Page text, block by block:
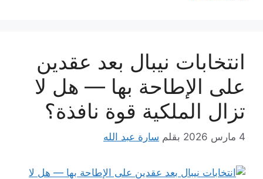
انتخابات نيبال بعد عقدين
على الإطاحة بها — هل لا
تزال الملكية قوة نافذة؟
4 مارس 2026 بقلم سارة عبد الله